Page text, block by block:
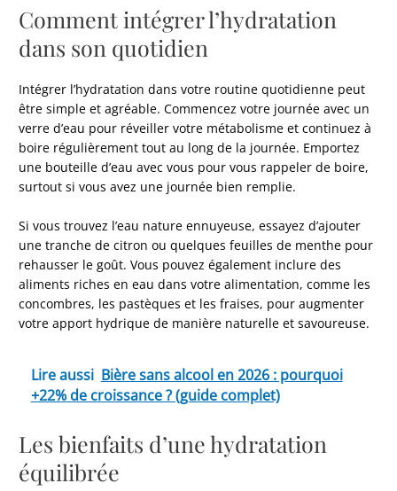
Comment intégrer l’hydratation
dans son quotidien
Intégrer l’hydratation dans votre routine quotidienne peut
être simple et agréable. Commencez votre journée avec un
verre d’eau pour réveiller votre métabolisme et continuez à
boire régulièrement tout au long de la journée. Emportez
une bouteille d’eau avec vous pour vous rappeler de boire,
surtout si vous avez une journée bien remplie.
Si vous trouvez l’eau nature ennuyeuse, essayez d’ajouter
une tranche de citron ou quelques feuilles de menthe pour
rehausser le goût. Vous pouvez également inclure des
aliments riches en eau dans votre alimentation, comme les
concombres, les pastèques et les fraises, pour augmenter
votre apport hydrique de manière naturelle et savoureuse.
Lire aussi Bière sans alcool en 2026 : pourquoi
+22% de croissance ? (guide complet)
Les bienfaits d’une hydratation
équilibrée